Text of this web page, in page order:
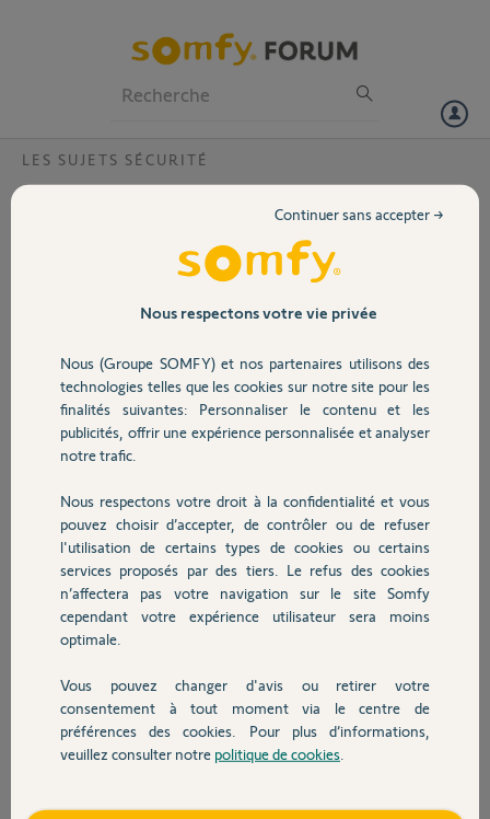
Volet
Sécurité
Domotique
Chauffage
Autres produits
Devis avec un pro
Contact
LES SUJETS SÉCURITÉ
Déconnexion caméra extérieure ?
Le problème de déconnexion de ma caméra extérieure est à nouveau
Ticket précédent 10580047.
Pourriez vous svp partager si une manipulation doit être effectuée.
Till L.
il y a environ 2 mois
Réponses
Bonjour ma caméra somfy se déconnecte régulièrement la led blanche
clignote le réseau wifi est bon 2 bars je réinitialise avec un trombone
régulièrement ça refonctionne mais se redeconnecte régulièrement elle
Nous respectons votre vie privée
Nous (Groupe SOMFY) et nos partenaires utilisons des
technologies telles que les cookies sur notre site pour les
finalités suivantes: Personnaliser le contenu et les
publicités, offrir une expérience personnalisée et analyser
notre trafic.
Nous respectons votre droit à la confidentialité et vous
pouvez choisir d’accepter, de contrôler ou de refuser
l'utilisation de certains types de cookies ou certains
services proposés par des tiers. Le refus des cookies
n’affectera pas votre navigation sur le site Somfy
cependant votre expérience utilisateur sera moins
optimale.
Vous pouvez changer d'avis ou retirer votre
consentement à tout moment via le centre de
préférences des cookies. Pour plus d’informations,
veuillez consulter notre politique de cookies
Continuer sans accepter →